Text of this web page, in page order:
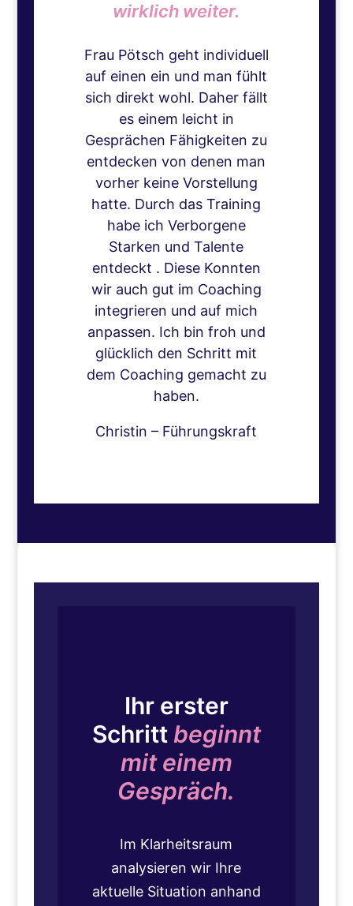
wirklich weiter.
Frau Pötsch geht individuell
auf einen ein und man fühlt
sich direkt wohl. Daher fällt
es einem leicht in
Gesprächen Fähigkeiten zu
entdecken von denen man
vorher keine Vorstellung
hatte. Durch das Training
habe ich Verborgene
Starken und Talente
entdeckt . Diese Konnten
wir auch gut im Coaching
integrieren und auf mich
anpassen. Ich bin froh und
glücklich den Schritt mit
dem Coaching gemacht zu
haben.
Christin – Führungskraft
Ihr erster
Schritt beginnt
mit einem
Gespräch.
Im Klarheitsraum
analysieren wir Ihre
aktuelle Situation anhand